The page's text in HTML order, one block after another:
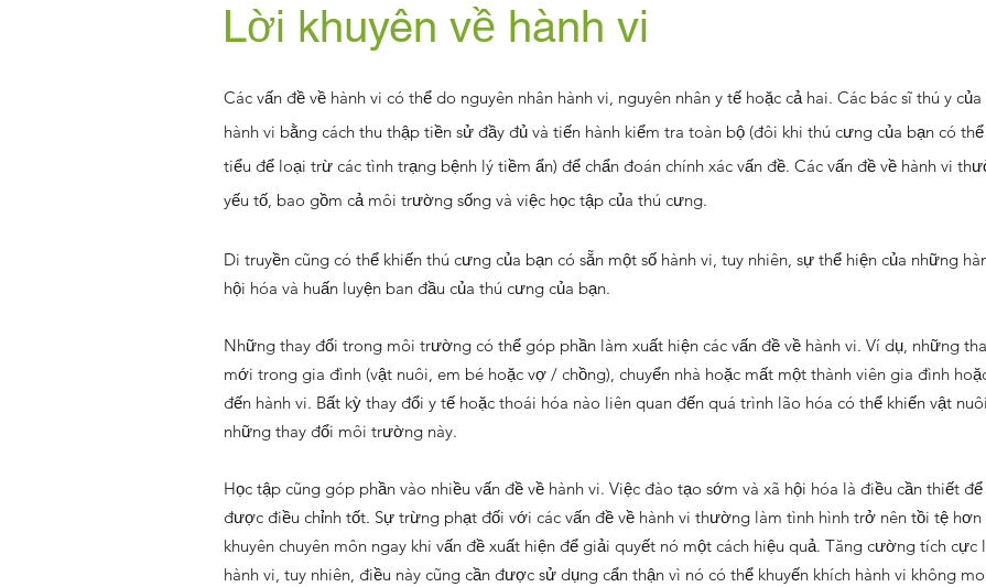
Lời khuyên về hành vi
Các vấn đề về hành vi có thể do nguyên nhân hành vi, nguyên nhân y tế hoặc cả hai. Các bác sĩ thú y
hành vi bằng cách thu thập tiền sử đầy đủ và tiến hành kiểm tra toàn bộ (đôi khi thú cưng của bạn có
tiểu để loại trừ các tình trạng bệnh lý tiềm ẩn) để chẩn đoán chính xác vấn đề. Các vấn đề về hành vi
yếu tố, bao gồm cả môi trường sống và việc học tập của thú cưng.
Di truyền cũng có thể khiến thú cưng của bạn có sẵn một số hành vi, tuy nhiên, sự thể hiện của những
hội hóa và huấn luyện ban đầu của thú cưng của bạn.
Những thay đổi trong môi trường có thể góp phần làm xuất hiện các vấn đề về hành vi. Ví dụ, những
mới trong gia đình (vật nuôi, em bé hoặc vợ / chồng), chuyển nhà hoặc mất một thành viên gia đình
đến hành vi. Bất kỳ thay đổi y tế hoặc thoái hóa nào liên quan đến quá trình lão hóa có thể khiến vật
những thay đổi môi trường này.
Học tập cũng góp phần vào nhiều vấn đề về hành vi. Việc đào tạo sớm và xã hội hóa là điều cần thiết
được điều chỉnh tốt. Sự trừng phạt đối với các vấn đề về hành vi thường làm tình hình trở nên tồi tệ
khuyên chuyên môn ngay khi vấn đề xuất hiện để giải quyết nó một cách hiệu quả. Tăng cường tích
hành vi, tuy nhiên, điều này cũng cần được sử dụng cẩn thận vì nó có thể khuyến khích hành vi không